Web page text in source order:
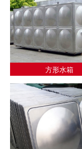
方形水箱